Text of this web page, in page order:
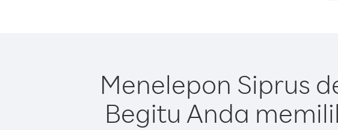
Menelepon Siprus
Begitu Anda